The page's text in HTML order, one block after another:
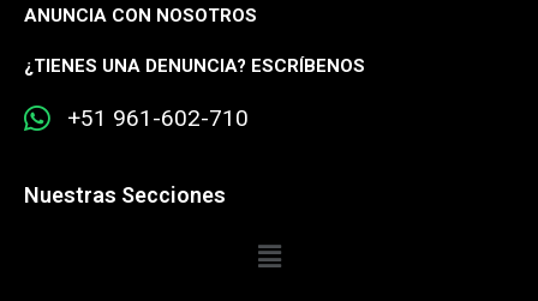
ANUNCIA CON NOSOTROS
¿TIENES UNA DENUNCIA? ESCRÍBENOS
+51 961-602-710
Nuestras Secciones